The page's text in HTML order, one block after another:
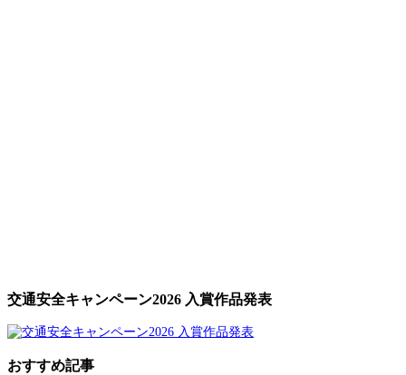
交通安全キャンペーン2026 入賞作品発表
おすすめ記事